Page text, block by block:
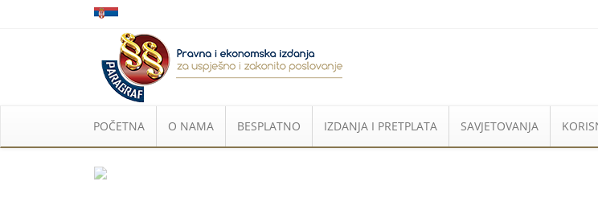
POČETNA O NAMA BESPLATNO IZDANJA I PRETPLATA SAVJETOVANJA